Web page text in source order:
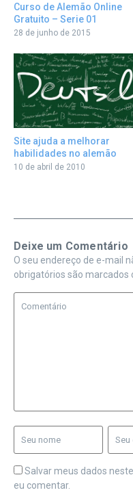
Curso de Alemão Online
Gratuito – Serie 01
28 de junho de 2015
Site ajuda a melhorar
habilidades no alemão
10 de abril de 2010
Deixe um Comentário
O seu endereço de e-mail
obrigatórios são marcados
Salvar meus dados
eu comentar.